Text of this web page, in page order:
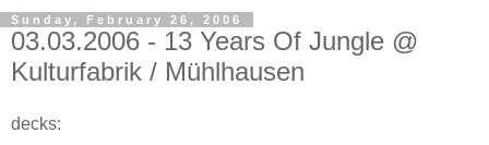
Sunday, February 26, 2006
03.03.2006 - 13 Years Of Jungle @
Kulturfabrik / Mühlhausen
decks: